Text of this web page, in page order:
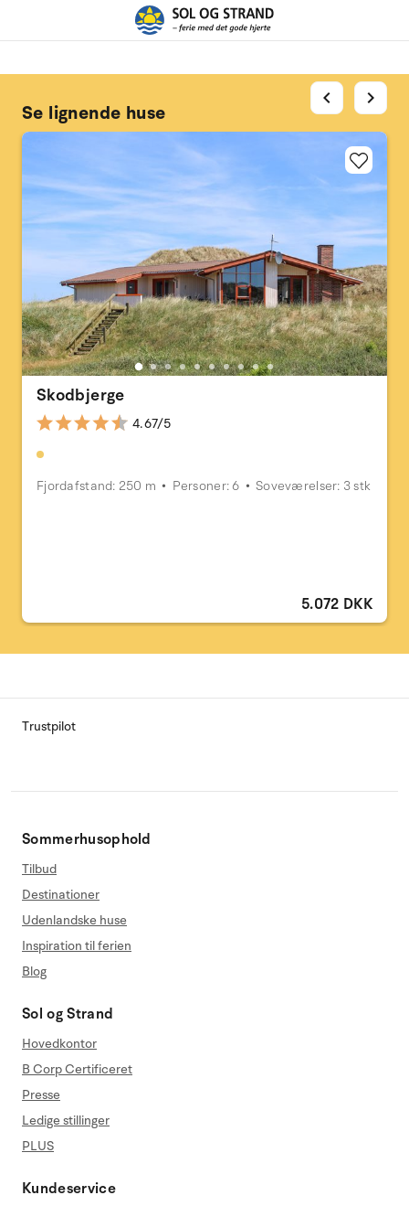
Se lignende huse
Skodbjerge
4.67/5
Fjordafstand: 250 m Personer: 6 Soveværelser: 3 stk
5.072 DKK
chevron_left chevron_right
Trustpilot
Sommerhusophold
Tilbud
Destinationer
Udenlandske huse
Inspiration til ferien
Blog
Sol og Strand
Hovedkontor
B Corp Certificeret
Presse
Ledige stillinger
PLUS
Kundeservice